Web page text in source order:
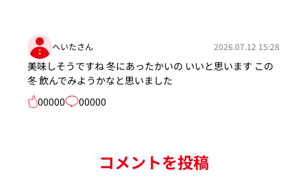
へいたさん 2026.07.12 15:28
美味しそうですね 冬にあったかいの いいと思います この
冬 飲んでみようかなと思いました
00000
00000
コメントを投稿